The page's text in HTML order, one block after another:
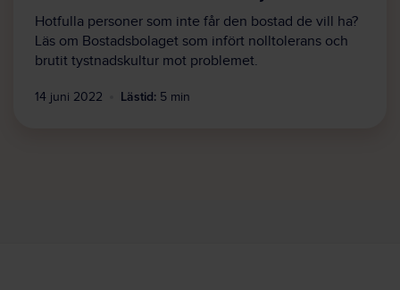
Hotfulla personer som inte får den bostad de vill ha?
Läs om Bostadsbolaget som infört nolltolerans och
brutit tystnadskultur mot problemet.
14 juni 2022 Lästid: 5 min